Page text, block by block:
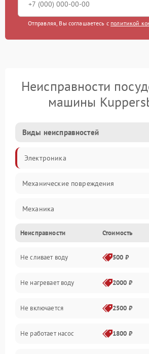
Отправляя, Вы соглашаетесь с политикой
Неисправности
машины
Виды неисправностей
Электроника
Механические повреждения
Механика
Управление
Электропитание
Датчики
Нагрев
Вода
Неисправности Стоимость
Не сливает воду 500 ₽
Не нагревает воду 2000 ₽
Не включается 2500 ₽
Не работает насос 1800 ₽